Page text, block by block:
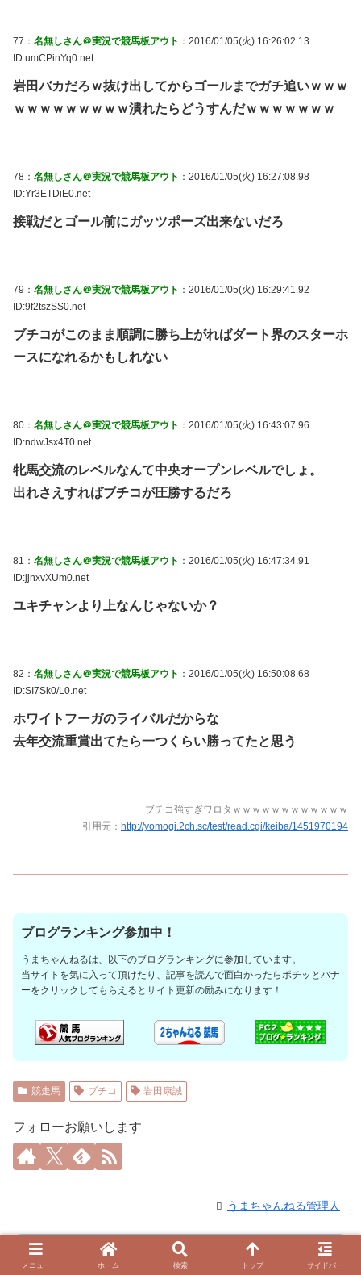
77： 名無しさん＠実況で競馬板アウト ：2016/01/05(火) 16:26:02.13
ID:umCPinYq0.net
岩田バカだろｗ抜け出してからゴールまでガチ追いｗｗｗ
ｗｗｗｗｗｗｗｗｗ潰れたらどうすんだｗｗｗｗｗｗｗ
78： 名無しさん＠実況で競馬板アウト ：2016/01/05(火) 16:27:08.98
ID:Yr3ETDiE0.net
接戦だとゴール前にガッツポーズ出来ないだろ
79： 名無しさん＠実況で競馬板アウト ：2016/01/05(火) 16:29:41.92
ID:9f2tszSS0.net
ブチコがこのまま順調に勝ち上がればダート界のスターホ
ースになれるかもしれない
80： 名無しさん＠実況で競馬板アウト ：2016/01/05(火) 16:43:07.96
ID:ndwJsx4T0.net
牝馬交流のレベルなんて中央オープンレベルでしょ。
出れさえすればブチコが圧勝するだろ
81： 名無しさん＠実況で競馬板アウト ：2016/01/05(火) 16:47:34.91
ID:jjnxvXUm0.net
ユキチャンより上なんじゃないか？
82： 名無しさん＠実況で競馬板アウト ：2016/01/05(火) 16:50:08.68
ID:SI7Sk0/L0.net
ホワイトフーガのライバルだからな
去年交流重賞出てたら一つくらい勝ってたと思う
ブチコ強すぎワロタｗｗｗｗｗｗｗｗｗｗｗｗ
引用元： http://yomogi.2ch.sc/test/read.cgi/keiba/1451970194
ブログランキング参加中！
うまちゃんねるは、以下のブログランキングに参加しています。
当サイトを気に入って頂けたり、記事を読んで面白かったらポチッとバナ
ーをクリックしてもらえるとサイト更新の励みになります！
競走馬 ブチコ 岩田康誠
フォローお願いします
うまちゃんねる管理人
コメント
メニュー ホーム 検索 トップ サイドバー